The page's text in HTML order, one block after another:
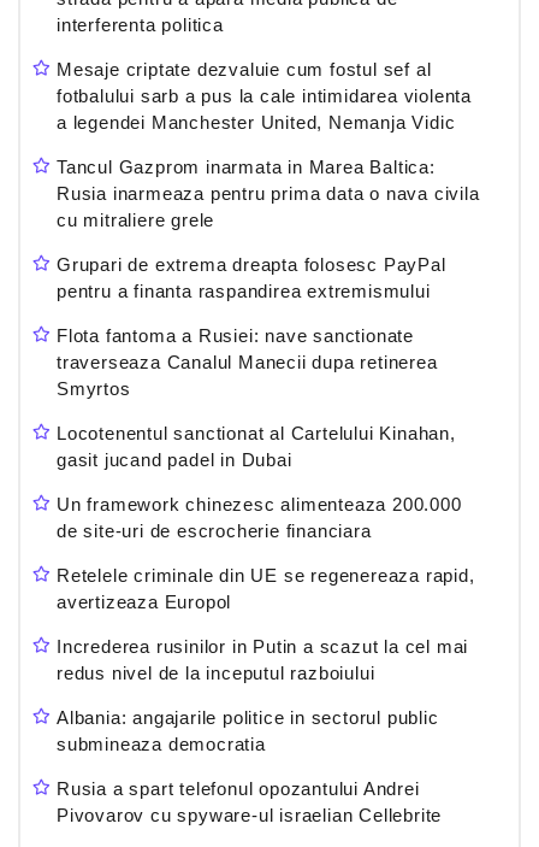
interferenta politica
Mesaje criptate dezvaluie cum fostul sef al
fotbalului sarb a pus la cale intimidarea violenta
a legendei Manchester United, Nemanja Vidic
Tancul Gazprom inarmata in Marea Baltica:
Rusia inarmeaza pentru prima data o nava civila
cu mitraliere grele
Grupari de extrema dreapta folosesc PayPal
pentru a finanta raspandirea extremismului
Flota fantoma a Rusiei: nave sanctionate
traverseaza Canalul Manecii dupa retinerea
Smyrtos
Locotenentul sanctionat al Cartelului Kinahan,
gasit jucand padel in Dubai
Un framework chinezesc alimenteaza 200.000
de site-uri de escrocherie financiara
Retelele criminale din UE se regenereaza rapid,
avertizeaza Europol
Increderea rusinilor in Putin a scazut la cel mai
redus nivel de la inceputul razboiului
Albania: angajarile politice in sectorul public
submineaza democratia
Rusia a spart telefonul opozantului Andrei
Pivovarov cu spyware-ul israelian Cellebrite